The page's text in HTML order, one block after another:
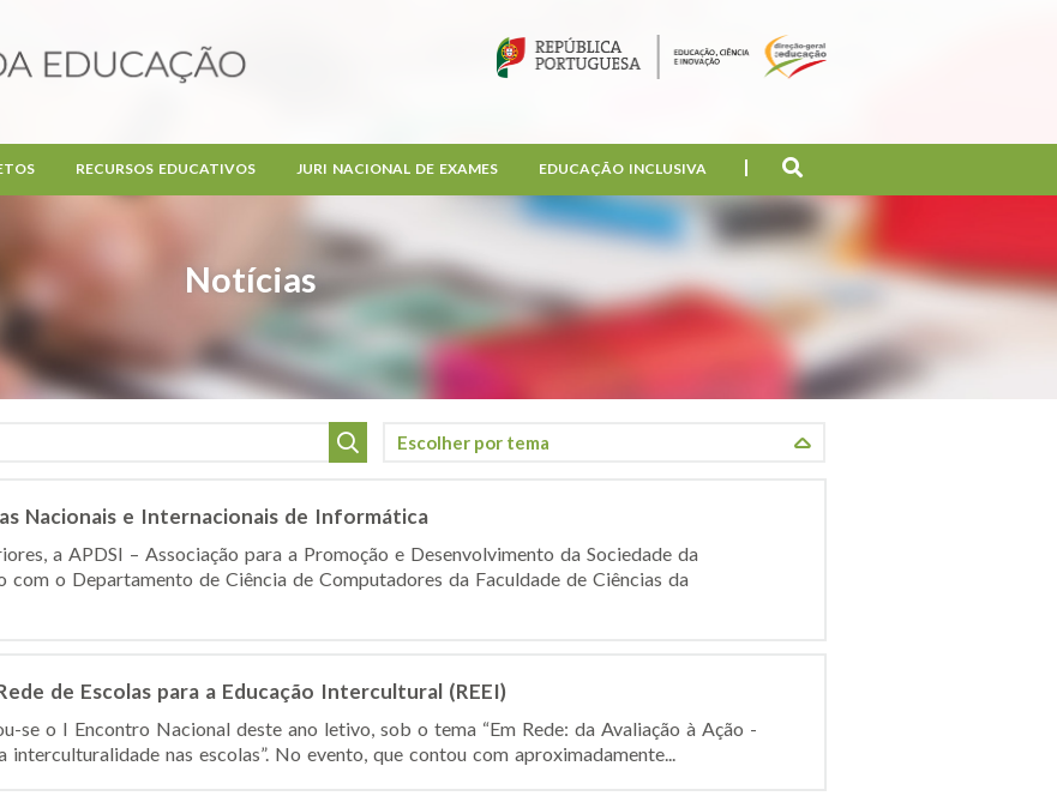
Notícias
RECURSOS EDUCATIVOS JURI NACIONAL DE EXAMES EDUCAÇÃO INCLUSIVA
Nacionais e Internacionais de Informática
a APDSI – Associação para a Promoção e Desenvolvimento da Sociedade da
com o Departamento de Ciência de Computadores da Faculdade de Ciências da
de Escolas para a Educação Intercultural (REEI)
se o I Encontro Nacional deste ano letivo, sob o tema “Em Rede: da Avaliação à Ação -
interculturalidade nas escolas”. No evento, que contou com aproximadamente...